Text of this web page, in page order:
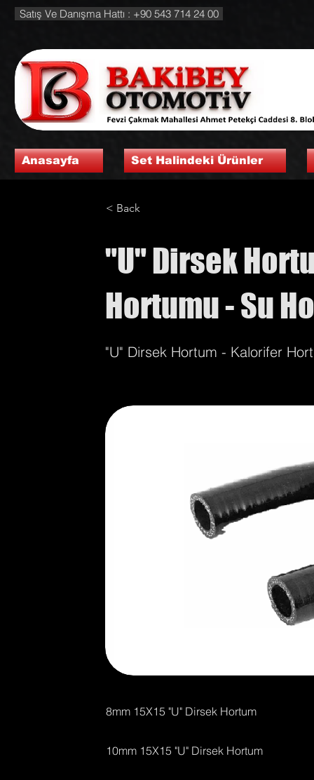
Satış Ve Danışma Hattı : +90 543 714 24 00
Anasayfa Set Halindeki Ürünler
< Back
"U" Dirsek
Hortumu - Su
"U" Dirsek Hortum - Kalorifer
8mm 15X15 "U" Dirsek Hortum
​10mm 15X15 "U" Dirsek Hortum